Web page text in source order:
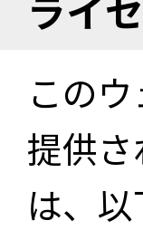
この
提供
は、